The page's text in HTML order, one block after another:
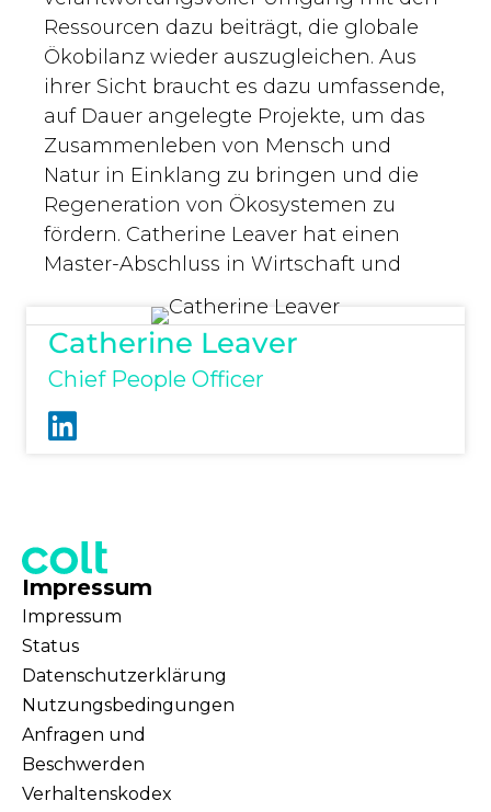
Ressourcen dazu beiträgt, die globale
Ökobilanz wieder auszugleichen. Aus
ihrer Sicht braucht es dazu umfassende,
auf Dauer angelegte Projekte, um das
Zusammenleben von Mensch und
Natur in Einklang zu bringen und die
Regeneration von Ökosystemen zu
fördern. Catherine Leaver hat einen
Master-Abschluss in Wirtschaft und
Catherine Leaver
Chief People Officer
Impressum
Impressum
Status
Datenschutzerklärung
Nutzungsbedingungen
Anfragen und
Beschwerden
Verhaltenskodex